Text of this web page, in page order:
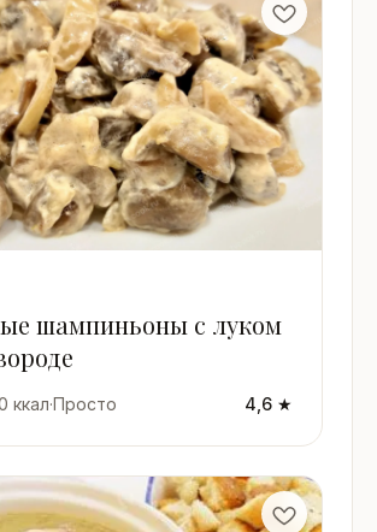
шампиньоны с луком
ккал·Просто 4,6 ★